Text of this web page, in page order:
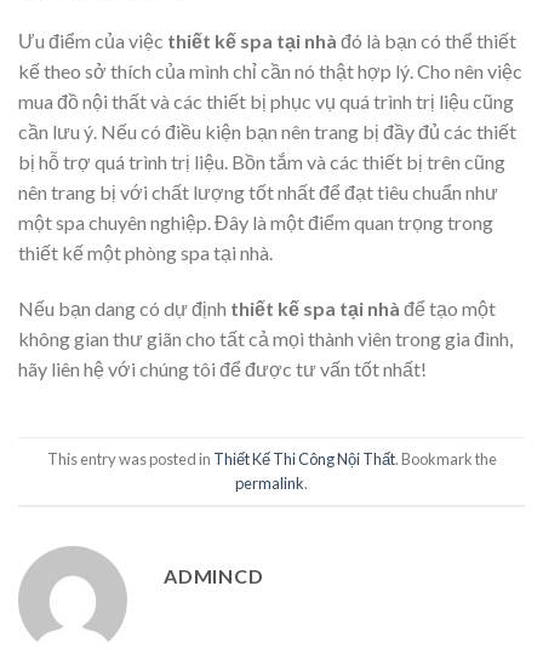
Ưu điểm của việc thiết kế spa tại nhà đó là bạn có thể thiết
kế theo sở thích của mình chỉ cần nó thật hợp lý. Cho nên việc
mua đồ nội thất và các thiết bị phục vụ quá trình trị liệu cũng
cần lưu ý. Nếu có điều kiện bạn nên trang bị đầy đủ các thiết
bị hỗ trợ quá trình trị liệu. Bồn tắm và các thiết bị trên cũng
nên trang bị với chất lượng tốt nhất để đạt tiêu chuẩn như
một spa chuyên nghiệp. Đây là một điểm quan trọng trong
thiết kế một phòng spa tại nhà.
Nếu bạn dang có dự định thiết kế spa tại nhà để tạo một
không gian thư giãn cho tất cả mọi thành viên trong gia đình,
hãy liên hệ với chúng tôi để được tư vấn tốt nhất!
This entry was posted in Thiết Kế Thi Công Nội Thất. Bookmark the
permalink.
ADMINCD